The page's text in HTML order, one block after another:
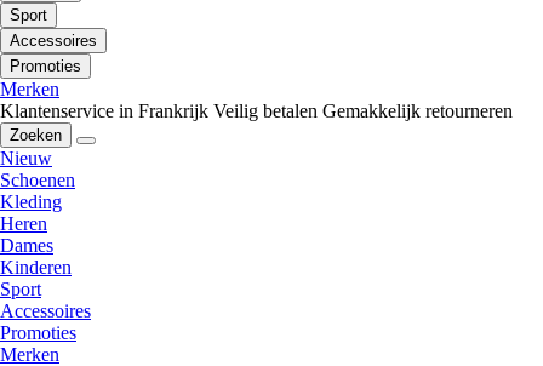
Sport
Accessoires
Promoties
Merken
Klantenservice in Frankrijk Veilig betalen Gemakkelijk retourneren
Zoeken
Nieuw
Schoenen
Kleding
Heren
Dames
Kinderen
Sport
Accessoires
Promoties
Merken